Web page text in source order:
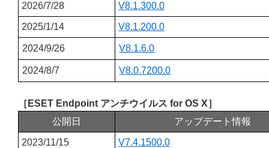
2026/7/28 V8.1.300.0
2025/1/14 V8.1.200.0
2024/9/26 V8.1.6.0
2024/8/7 V8.0.7200.0
［ESET Endpoint アンチウイルス for OS X］
公開日
アップデート情報
2023/11/15 V7.4.1500.0